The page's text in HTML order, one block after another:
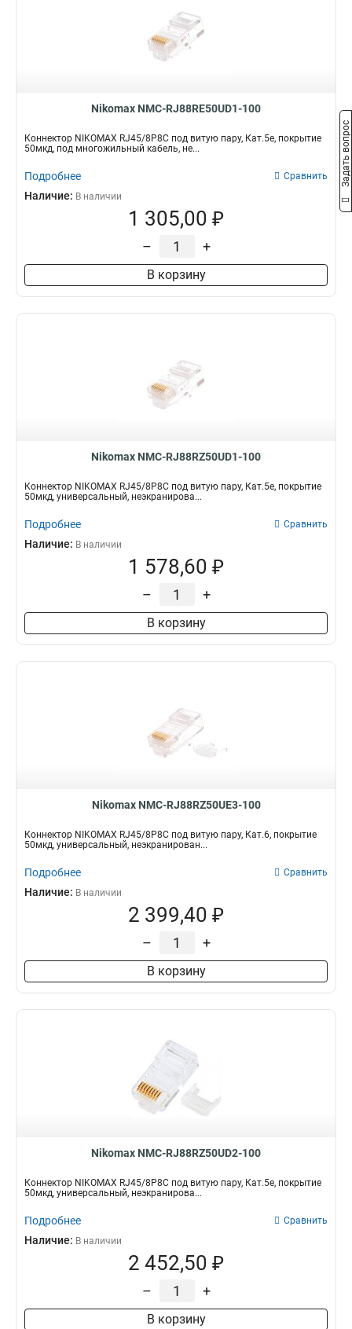
Nikomax NMC-RJ88RE50UD1-100
Коннектор NIKOMAX RJ45/8P8C под витую пару, Кат.5е, покрытие
50мкд, под многожильный кабель, не...
Подробнее Сравнить
Наличие: В наличии
1 305,00 ₽
– +
В корзину
Nikomax NMC-RJ88RZ50UD1-100
Коннектор NIKOMAX RJ45/8P8C под витую пару, Кат.5е, покрытие
50мкд, универсальный, неэкранирова...
Подробнее Сравнить
Наличие: В наличии
1 578,60 ₽
– +
В корзину
Nikomax NMC-RJ88RZ50UE3-100
Коннектор NIKOMAX RJ45/8P8C под витую пару, Кат.6, покрытие
50мкд, универсальный, неэкранирован...
Подробнее Сравнить
Наличие: В наличии
2 399,40 ₽
– +
В корзину
Nikomax NMC-RJ88RZ50UD2-100
Коннектор NIKOMAX RJ45/8P8C под витую пару, Кат.5е, покрытие
50мкд, универсальный, неэкранирова...
Подробнее Сравнить
Наличие: В наличии
2 452,50 ₽
– +
В корзину
Задать вопрос